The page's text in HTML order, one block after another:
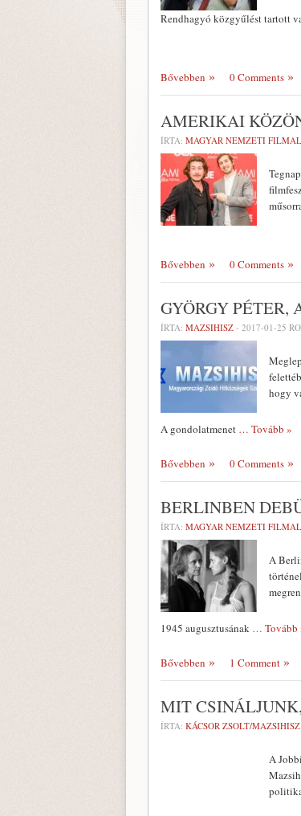
Rendhagyó közgyűlést tartott
Bővebben 0 Comments
AMERIKAI
ÍRTA: MAGYAR NEMZETI
Bővebben 0 Comments
GYÖRGY PÉTER,
ÍRTA: MAZSIHISZ - 2017-01-25
hogy
A gondolatmenet … Tovább »
Bővebben 0 Comments
BERLINBEN
ÍRTA: MAGYAR NEMZETI
A
1945 augusztusának … Tovább
Bővebben 1 Comment
MIT
ÍRTA: KÁCSOR ZSOLT/
A